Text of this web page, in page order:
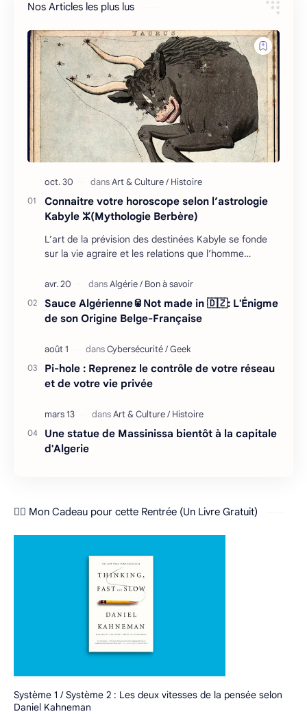
Nos Articles les plus lus
Connaitre votre horoscope selon l’astrologie
Kabyle ⵣ(Mythologie Berbère)
L’art de la prévision des destinées Kabyle se fonde
sur la vie agraire et les relations que l’homme
Sauce Algérienne🥫Not made in 🇩🇿: L'Énigme
de son Origine Belge-Française
Pi-hole : Reprenez le contrôle de votre réseau
et de votre vie privée
Une statue de Massinissa bientôt à la capitale
d'Algerie
❤️‍🔥 Mon Cadeau pour cette Rentrée (Un Livre Gratuit)
Système 1 / Système 2 : Les deux vitesses de la pensée selon
Daniel Kahneman